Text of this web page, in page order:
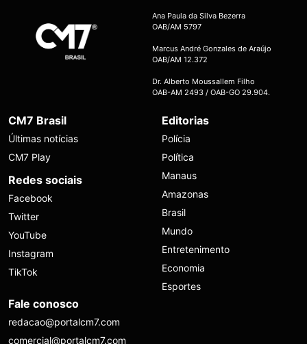
Ana Paula da Silva Bezerra
OAB/AM 5797
Marcus André Gonzales de Araújo
OAB/AM 12.372
Dr. Alberto Moussallem Filho
OAB-AM 2493 / OAB-GO 29.904.
CM7 Brasil
Últimas notícias
CM7 Play
Redes sociais
Facebook
Twitter
YouTube
Instagram
TikTok
Editorias
Polícia
Política
Manaus
Amazonas
Brasil
Mundo
Entretenimento
Economia
Esportes
Fale conosco
redacao@portalcm7.com
comercial@portalcm7.com